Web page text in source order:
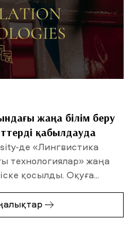
жаңа білім беру
қабылдауда
де «Лингвистика
технологиялар» жаңа
қосылды. Оқуға...